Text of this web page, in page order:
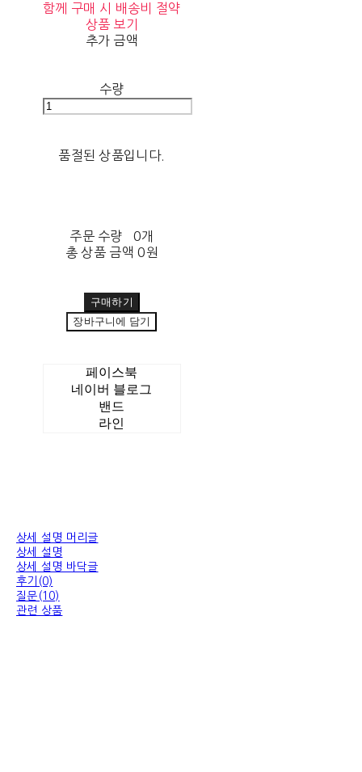
함께 구매 시 배송비 절약
상품 보기
추가 금액
수량
품절된 상품입니다.
주문 수량
0개
총 상품 금액 0원
구매하기
장바구니에 담기
페이스북
네이버 블로그
밴드
라인
상세 설명 머리글
상세 설명
상세 설명 바닥글
후기(0)
질문(10)
관련 상품